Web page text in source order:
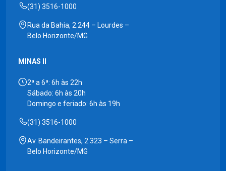
(31) 3516-1000
Rua da Bahia, 2.244 – Lourdes –
Belo Horizonte/MG
MINAS II
2ª a 6ª: 6h às 22h
Sábado: 6h às 20h
Domingo e feriado: 6h às 19h
(31) 3516-1000
Av. Bandeirantes, 2.323 – Serra –
Belo Horizonte/MG